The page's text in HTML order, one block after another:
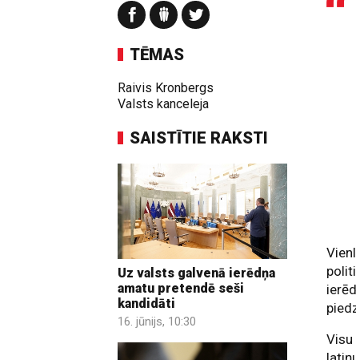
TĒMAS
Raivis Kronbergs
Valsts kanceleja
SAISTĪTIE RAKSTI
Uz valsts galvenā ierēdņa
amatu pretendē seši
kandidāti
16. jūnijs, 10:30